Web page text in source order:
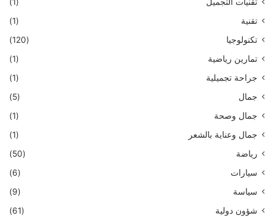
تقنية
(1)
تكنولوجيا
(120)
تمارين رياضية
(1)
جراحة تجميلية
(1)
جمال
(5)
جمال وصحة
(1)
جمال وعناية بالشعر
(1)
رياضة
(50)
سيارات
(6)
سياسة
(9)
شؤون دولية
(61)